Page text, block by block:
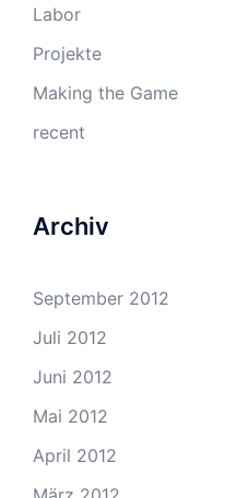
Labor
Projekte
Making the Game
recent
Archiv
September 2012
Juli 2012
Juni 2012
Mai 2012
April 2012